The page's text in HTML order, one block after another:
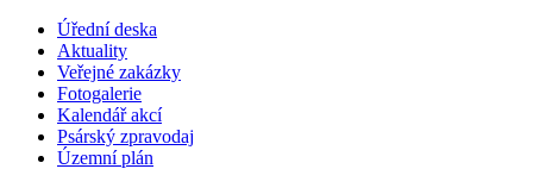
Úřední deska
Aktuality
Veřejné zakázky
Fotogalerie
Kalendář akcí
Psárský zpravodaj
Územní plán